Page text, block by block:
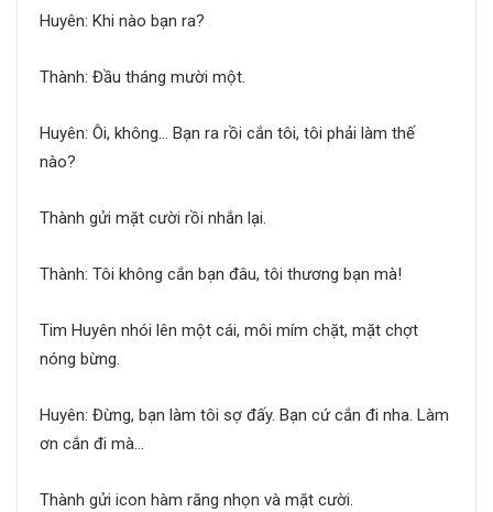
Huyên: Khi nào bạn ra?
Thành: Đầu tháng mười một.
Huyên: Ôi, không… Bạn ra rồi cắn tôi, tôi phải làm thế
nào?
Thành gửi mặt cười rồi nhắn lại.
Thành: Tôi không cắn bạn đâu, tôi thương bạn mà!
Tim Huyên nhói lên một cái, môi mím chặt, mặt chợt
nóng bừng.
Huyên: Đừng, bạn làm tôi sợ đấy. Bạn cứ cắn đi nha. Làm
ơn cắn đi mà…
Thành gửi icon hàm răng nhọn và mặt cười.